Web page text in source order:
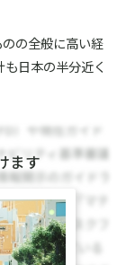
の全般に高い経
日本の半分近く
ます